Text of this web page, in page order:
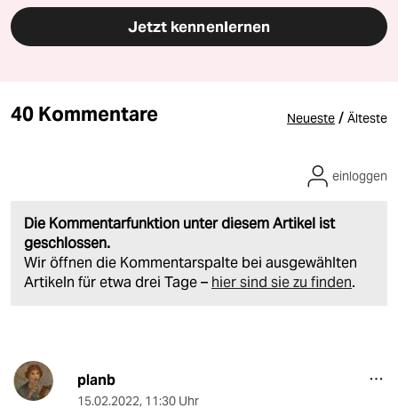
Jetzt kennenlernen
40 Kommentare Neueste / Älteste
Die Kommentarfunktion unter diesem Artikel ist
geschlossen.
Wir öffnen die Kommentarspalte bei ausgewählten
Artikeln für etwa drei Tage – hier sind sie zu finden.
einloggen
planb
15.02.2022, 11:30 Uhr